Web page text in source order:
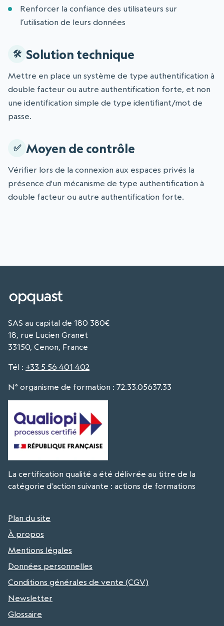
Renforcer la confiance des utilisateurs sur
l’utilisation de leurs données
Solution technique
Mettre en place un système de type authentification à
double facteur ou autre authentification forte, et non
une identification simple de type identifiant/mot de
passe.
Moyen de contrôle
Vérifier lors de la connexion aux espaces privés la
présence d'un mécanisme de type authentification à
double facteur ou autre authentification forte.
SAS au capital de 180 380€
18, rue Lucien Granet
33150, Cenon, France
Tél : +33 5 56 401 402
N° organisme de formation : 72.33.05637.33
La certification qualité a été délivrée au titre de la
catégorie d'action suivante : actions de formations
Plan du site
À propos
Mentions légales
Données personnelles
Conditions générales de vente (CGV)
Newsletter
Glossaire